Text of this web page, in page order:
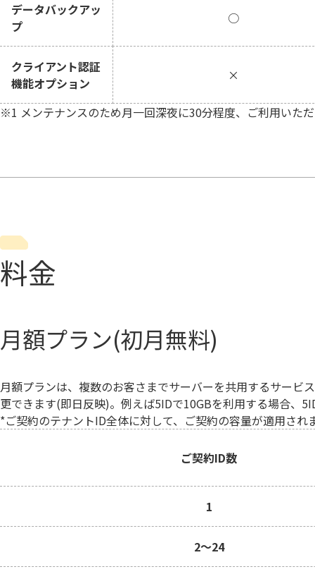
データバックアッ
プ
○
クライアント認証
機能オプション
×
※1 メンテナンスのため月一回深夜に30分程度、ご利用いた
料金
月額プラン(初月無料)
月額プランは、複数のお客さまでサーバーを共用するサービ
更できます(即日反映)。例えば5IDで10GBを利用する場合
*ご契約のテナントID全体に対して、ご契約の容量が適用さ
ご契約ID数
1
2～24